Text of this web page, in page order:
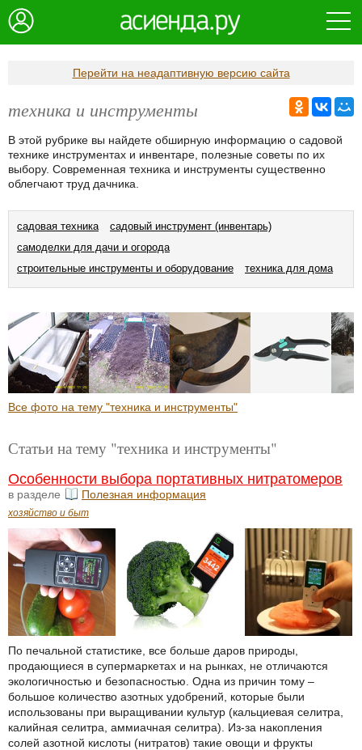
Перейти на неадаптивную версию сайта
техника и инструменты
В этой рубрике вы найдете обширную информацию о садовой
технике инструментах и инвентаре, полезные советы по их
выбору. Современная техника и инструменты существенно
облегчают труд дачника.
садовая техника
садовый инструмент (инвентарь)
самоделки для дачи и огорода
строительные инструменты и оборудование
техника для дома
Все фото на тему "техника и инструменты"
Статьи на тему "техника и инструменты"
Особенности выбора портативных нитратомеров
в разделе Полезная информация
хозяйство и быт
По печальной статистике, все больше даров природы,
продающиеся в супермаркетах и на рынках, не отличаются
экологичностью и безопасностью. Одна из причин тому –
большое количество азотных удобрений, которые были
использованы при выращивании культур (кальциевая селитра,
калийная селитра, аммиачная селитра). Из-за накопления
солей азотной кислоты (нитратов) такие овощи и фрукты